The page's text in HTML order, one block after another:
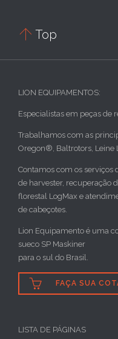
 Top
LION EQUIPAMENTOS:
Especialistas em peças de
Trabalhamos com as
Oregon®, Baltrotors, Leine
Contamos com os serviços
de harvester, recuperação
florestal LogMax e
de cabeçotes.
Lion Equipamento é uma
sueco SP Maskiner
para o sul do Brasil.
 FAÇA SUA
LISTA DE PÁGINAS